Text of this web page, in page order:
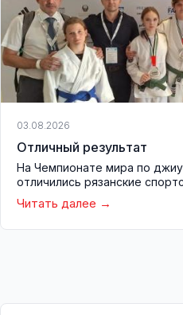
03.08.2026
Отличный результат
На Чемпионате мира по
отличились рязанские
Читать далее